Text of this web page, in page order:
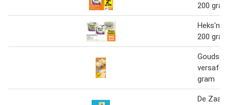
200
Heks'n
200
Goudse
gram
De